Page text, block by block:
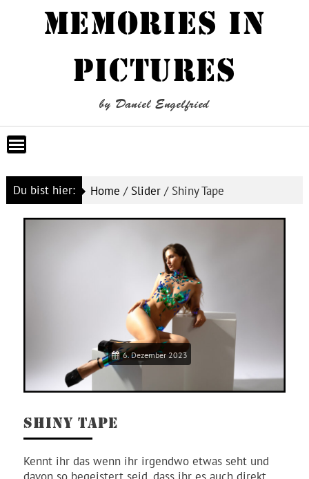
MEMORIES IN
PICTURES
by Daniel Engelfried
Du bist hier: Home / Slider / Shiny Tape
6. Dezember 2023
SHINY TAPE
Kennt ihr das wenn ihr irgendwo etwas seht und